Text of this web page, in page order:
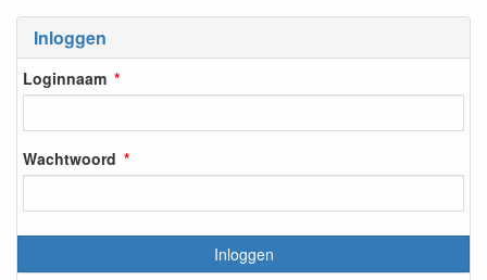
Inloggen
Loginnaam
Wachtwoord
Inloggen